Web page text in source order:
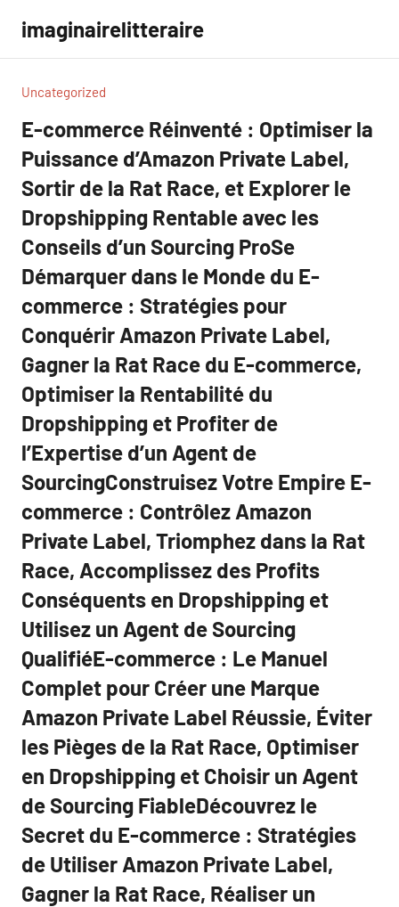
contenu
imaginairelitteraire
Uncategorized
E-commerce Réinventé : Optimiser la
Puissance d’Amazon Private Label,
Sortir de la Rat Race, et Explorer le
Dropshipping Rentable avec les
Conseils d’un Sourcing ProSe
Démarquer dans le Monde du E-
commerce : Stratégies pour
Conquérir Amazon Private Label,
Gagner la Rat Race du E-commerce,
Optimiser la Rentabilité du
Dropshipping et Profiter de
l’Expertise d’un Agent de
SourcingConstruisez Votre Empire E-
commerce : Contrôlez Amazon
Private Label, Triomphez dans la Rat
Race, Accomplissez des Profits
Conséquents en Dropshipping et
Utilisez un Agent de Sourcing
QualifiéE-commerce : Le Manuel
Complet pour Créer une Marque
Amazon Private Label Réussie, Éviter
les Pièges de la Rat Race, Optimiser
en Dropshipping et Choisir un Agent
de Sourcing FiableDécouvrez le
Secret du E-commerce : Stratégies
de Utiliser Amazon Private Label,
Gagner la Rat Race, Réaliser un